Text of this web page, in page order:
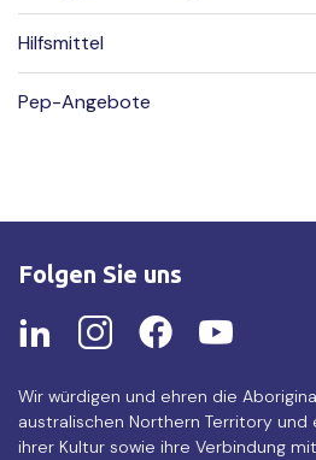
Hilfsmittel
Pep-Angebote
Folgen Sie uns
Wir würdigen und ehren die
australischen Northern Territory und
ihrer Kultur sowie ihre Verbindung